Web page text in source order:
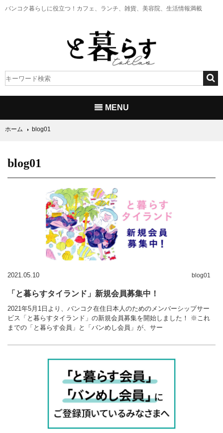
バンコク暮らしに役立つ！ カフェ、ランチ、雑貨、美容院、生活情報満載
MENU
ホーム blog01
blog01
2021.05.10 blog01
「と暮らすタイランド」新規会員募集中！
2021年5月1日より、バンコク在住日本人のためのメンバーシップサー
ビス「と暮らすタイランド」の新規会員募集を開始しました！ ※これ
までの「と暮らす会員」と「バンめし会員」が、サー